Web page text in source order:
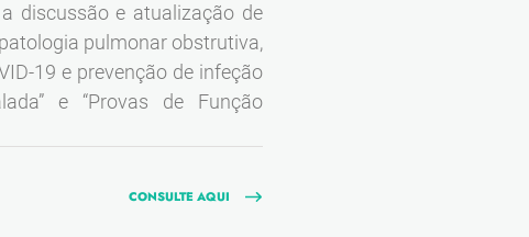
discussão e atualização de
pulmonar obstrutiva,
19 e prevenção de infeção
e “Provas de Função
CONSULTE AQUI